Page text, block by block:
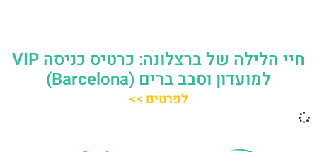
חיי הלילה של ברצלונה: כרטיס כניסה VIP
למועדון וסבב ברים (Barcelona)
לפרטים >>